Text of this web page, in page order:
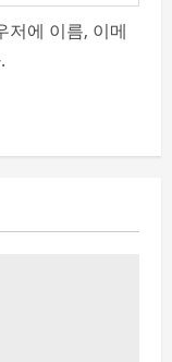
저에 이름, 이메